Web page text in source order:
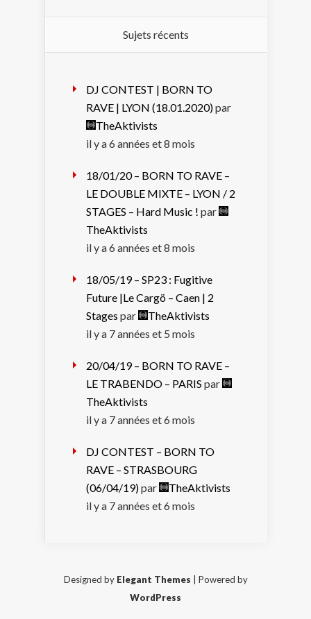
Sujets récents
DJ CONTEST | BORN TO
RAVE | LYON (18.01.2020)par
TheAktivists
il y a 6 années et 8 mois
18/01/20 – BORN TO RAVE –
LE DOUBLE MIXTE – LYON / 2
STAGES – Hard Music ! par
TheAktivists
il y a 6 années et 8 mois
18/05/19 – SP23 : Fugitive
Future |Le Cargö – Caen | 2
Stages par
TheAktivists
il y a 7 années et 5 mois
20/04/19 – BORN TO RAVE –
LE TRABENDO – PARIS par
TheAktivists
il y a 7 années et 6 mois
DJ CONTEST – BORN TO
RAVE – STRASBOURG
(06/04/19)par
TheAktivists
il y a 7 années et 6 mois
Designed by Elegant Themes | Powered by
WordPress